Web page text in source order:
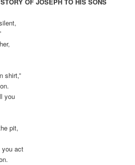
shirt,”
you
pit,
you act